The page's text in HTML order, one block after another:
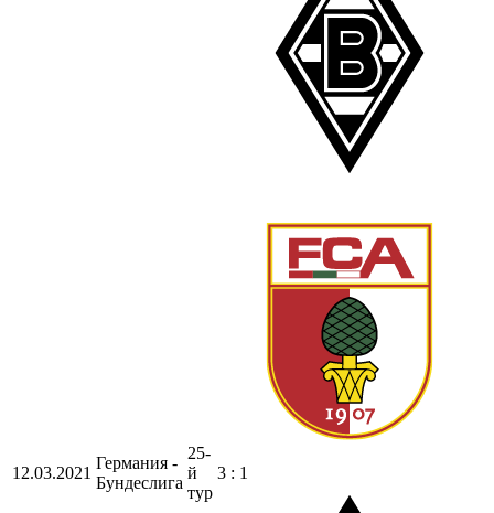
12.03.2021
Германия -
Бундеслига
25-
й
тур
3 : 1